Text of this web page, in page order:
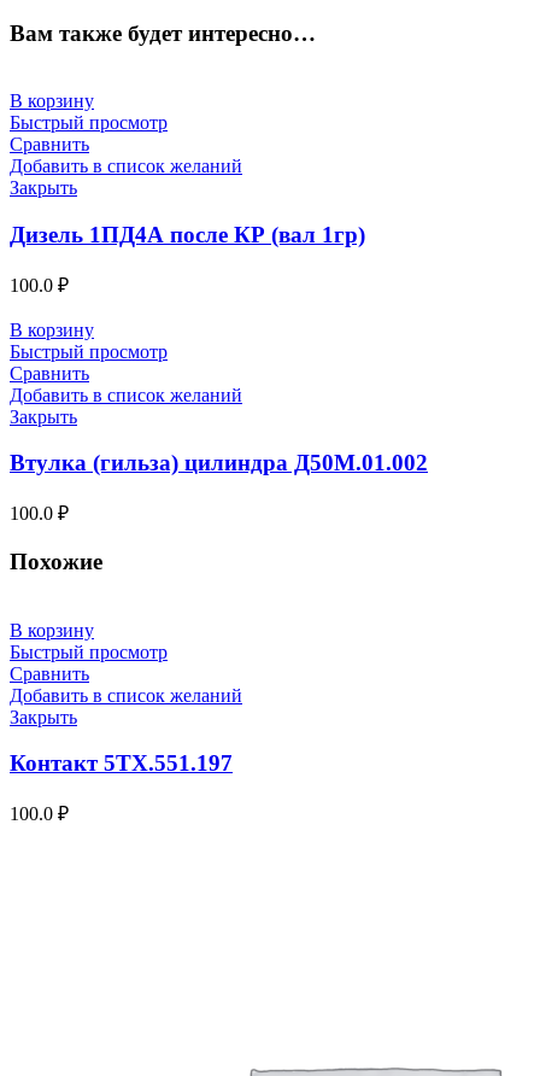
Вам также будет интересно…
В корзину
Быстрый просмотр
Сравнить
Добавить в список желаний
Закрыть
Дизель 1ПД4А после КР (вал 1гр)
100.0 ₽
В корзину
Быстрый просмотр
Сравнить
Добавить в список желаний
Закрыть
Втулка (гильза) цилиндра Д50М.01.002
100.0 ₽
Похожие
В корзину
Быстрый просмотр
Сравнить
Добавить в список желаний
Закрыть
Контакт 5ТХ.551.197
100.0 ₽